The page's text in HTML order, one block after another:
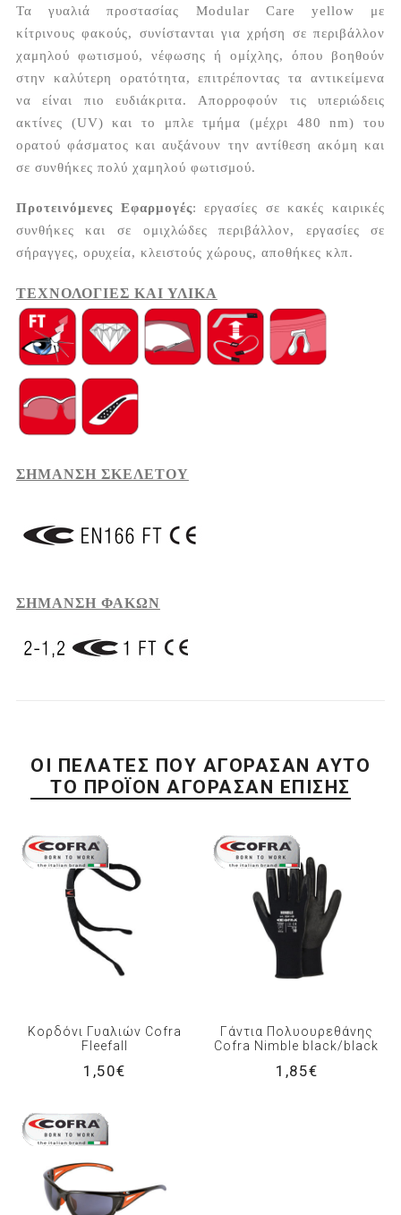
Τα γυαλιά προστασίας Modular Care yellow με
κίτρινους φακούς, συνίστανται για χρήση σε περιβάλλον
χαμηλού φωτισμού, νέφωσης ή ομίχλης, όπου βοηθούν
στην καλύτερη ορατότητα, επιτρέποντας τα αντικείμενα
να είναι πιο ευδιάκριτα. Απορροφούν τις υπεριώδεις
ακτίνες (UV) και το μπλε τμήμα (μέχρι 480 nm) του
ορατού φάσματος και αυξάνουν την αντίθεση ακόμη και
σε συνθήκες πολύ χαμηλού φωτισμού.
Προτεινόμενες Εφαρμογές: εργασίες σε κακές καιρικές
συνθήκες και σε ομιχλώδες περιβάλλον, εργασίες σε
σήραγγες, ορυχεία, κλειστούς χώρους, αποθήκες κλπ.
ΤΕΧΝΟΛΟΓΙΕΣ ΚΑΙ ΥΛΙΚΑ
ΣΗΜΑΝΣΗ ΣΚΕΛΕΤΟΥ
ΣΗΜΑΝΣΗ ΦΑΚΩΝ
ΟΙ ΠΕΛΆΤΕΣ ΠΟΥ ΑΓΌΡΑΣΑΝ ΑΥΤΌ
ΤΟ ΠΡΟΪΌΝ ΑΓΌΡΑΣΑΝ ΕΠΊΣΗΣ
Κορδόνι Γυαλιών Cofra
Fleefall
1,50€
Γάντια Πολυουρεθάνης
Cofra Nimble black/black
1,85€